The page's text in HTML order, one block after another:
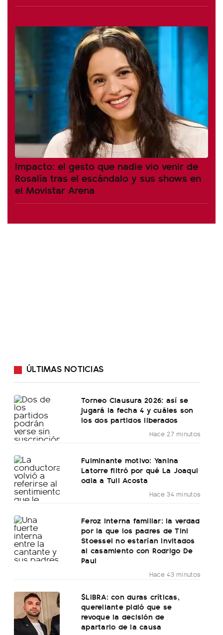
Impacto: el gesto que nadie vio venir de
Rosalía tras el escándalo y sus shows en
el Movistar Arena
ÚLTIMAS NOTICIAS
Torneo Clausura 2026: así se
jugará la fecha 4 y cuáles son
los dos partidos liberados
Hace 27 minutos
Fulminante motivo: Yanina
Latorre filtró por qué La Joaqui
odia a Tuli Acosta
Hace 34 minutos
Feroz interna familiar: la verdad
por la que los padres de Tini
Stoessel no estarían invitados
al casamiento con Rodrigo De
Paul
Hace 43 minutos
$LIBRA: con duras críticas,
querellante pidió que se
revoque la decisión de
apartarlo de la causa